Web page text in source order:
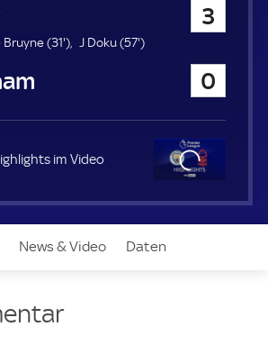
u
City 3
Bruyne (31'3
t
) J Doku (57'5
)
Forest 0
im Video
News & Video Daten